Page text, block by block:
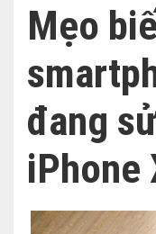
Mẹo
đang
iPhone